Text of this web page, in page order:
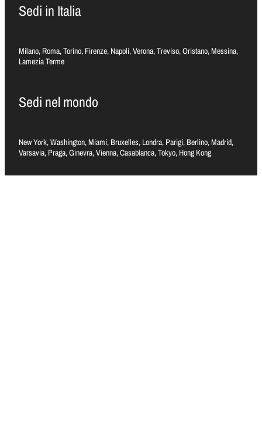
Sedi in Italia
Milano, Roma, Torino, Firenze, Napoli, Verona, Treviso, Oristano, Messina,
Lamezia Terme
Sedi nel mondo
New York, Washington, Miami, Bruxelles, Londra, Parigi, Berlino, Madrid,
Varsavia, Praga, Ginevra, Vienna, Casablanca, Tokyo, Hong Kong